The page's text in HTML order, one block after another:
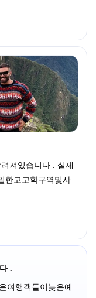
져있습니다 . 실제
한고고학구역및사
.
여행객들이늦은예